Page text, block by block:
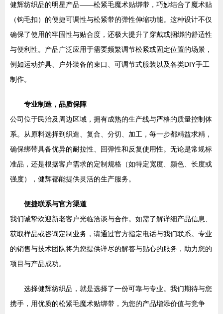
健辉纺织品的明星产品——松紧毛魔术贴绑带，巧妙结合了魔术贴
（钩毛扣）的便捷可调性与松紧带的弹性伸缩功能。这种设计不仅
确保了使用的牢固性与贴合度，还极大提升了穿戴或捆绑的舒适性
与便利性。产品广泛应用于需要频繁调节松紧或固定位置的场景，
例如运动护具、户外装备的束口、可调节式服装以及各类DIY手工
制作。
专业制造，品质保障
公司位于民治及周边区域，拥有成熟的生产线与严格的质量控制体
系。从原料选择到织造、复合、分切、加工，每一步都精益求精，
确保绑带具备优异的耐拉性、回弹性和反复使用性。无论是常规标
准品，还是根据客户需求的定制规格（如特定宽度、颜色、长度或
强度），健辉都能提供灵活的生产服务。
便捷联系与官方渠道
我们诚挚欢迎新老客户光临洽谈与合作。如需了解详细产品信息、
获取样品或咨询定制业务，请通过官方指定电话与我们联系。专业
的销售与技术团队将为您提供详尽的解答与贴心的服务，助力您的
项目与产品成功。
选择健辉纺织品，就是选择了一份可靠与专业。我们期待与您
携手，用优质的松紧毛魔术贴绑带，为您的产品增添价值与竞争